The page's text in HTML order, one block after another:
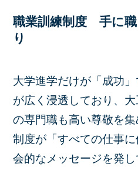
職業訓練制度 手に
り
大学進学だけが「成功
が広く浸透しており、
の専門職も高い尊敬を
制度が「すべての仕事
会的なメッセージを発し